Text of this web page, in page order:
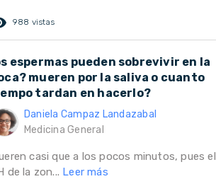
988 vistas
espermas pueden sobrevivir en la
mueren por la saliva o cuanto
tardan en hacerlo?
Daniela Campaz Landazabal
Medicina General
casi que a los pocos minutos, pues el
de la zon... Leer más